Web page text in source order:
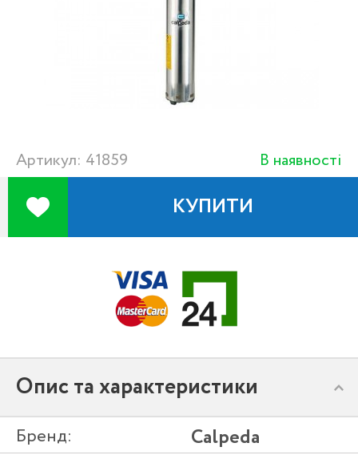
Артикул: 41859 В наявності
КУПИТИ
Опис та характеристики
Бренд: Calpeda